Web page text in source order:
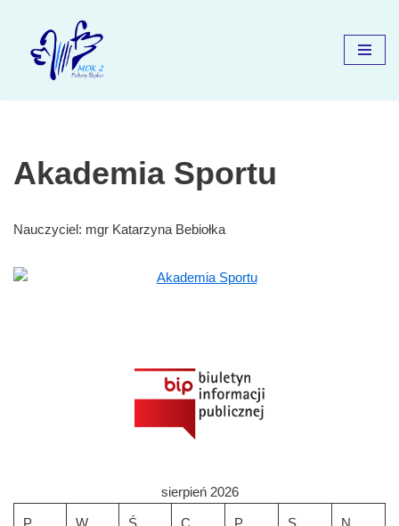
Przejdź
Akademia Sportu
Nauczyciel: mgr Katarzyna Bebiołka
sierpień 2026
P W Ś C P S N